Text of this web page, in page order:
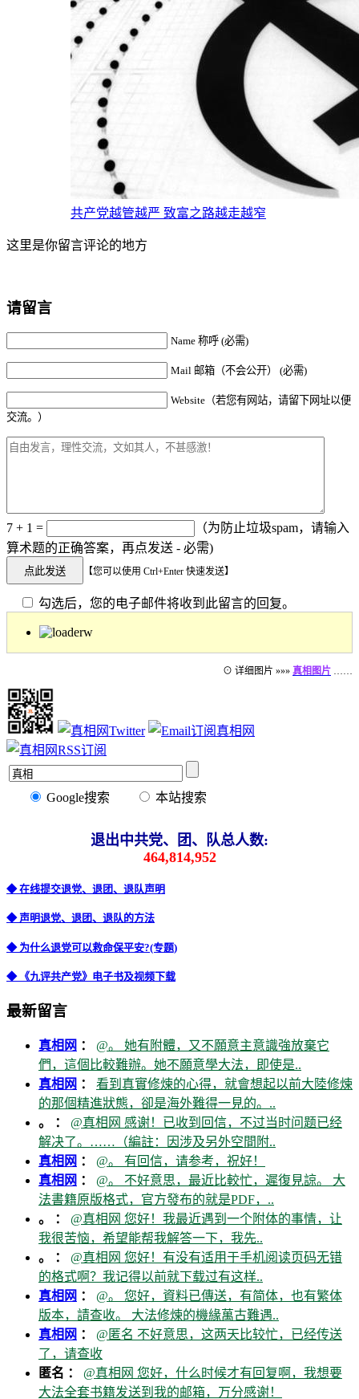
共产党越管越严 致富之路越走越窄
这里是你留言评论的地方
请留言
Name 称呼 (必需)
Mail 邮箱（不会公开） (必需)
Website（若您有网站，请留下网址以便
交流。）
7 + 1 =
（为防止垃圾spam，请输入
算术题的正确答案，再点发送 - 必需)
【您可以使用 Ctrl+Enter 快速发送】
勾选后，您的电子邮件将收到此留言的回复。
⊙ 详细图片 »»» 真相图片 ……
Google搜索 本站搜索
退出中共党、团、队总人数:
464,814,952
◆ 在线提交退党、退团、退队声明
◆ 声明退党、退团、退队的方法
◆ 为什么退党可以救命保平安?(专题)
◆ 《九评共产党》电子书及视频下载
最新留言
真相网 ： @。 她有附體，又不願意主意識強放棄它
們，這個比較難辦。她不願意學大法，即使是..
真相网 ： 看到真實修煉的心得，就會想起以前大陸修煉
的那個精進狀態，卻是海外難得一見的。..
。 ： @真相网 感谢！已收到回信，不过当时问题已经
解决了。……（編註：因涉及另外空間附..
真相网 ： @。 有回信，请参考，祝好！
真相网 ： @。 不好意思，最近比較忙，遲復見諒。 大
法書籍原版格式，官方發布的就是PDF，..
。 ： @真相网 您好！我最近遇到一个附体的事情，让
我很苦恼，希望能帮我解答一下，我先..
。 ： @真相网 您好！有没有适用于手机阅读页码无错
的格式啊？我记得以前就下载过有这样..
真相网 ： @。 您好，資料已傳送，有简体，也有繁体
版本，請查收。 大法修煉的機緣萬古難遇..
真相网 ： @匿名 不好意思，这两天比较忙，已经传送
了，请查收
匿名 ： @真相网 您好，什么时候才有回复啊，我想要
大法全套书籍发送到我的邮箱，万分感谢！